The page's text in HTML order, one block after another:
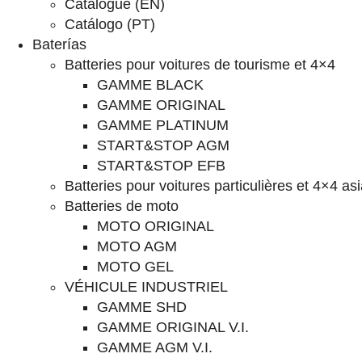
Catalogue (EN)
Catálogo (PT)
Baterías
Batteries pour voitures de tourisme et 4×4
GAMME BLACK
GAMME ORIGINAL
GAMME PLATINUM
START&STOP AGM
START&STOP EFB
Batteries pour voitures particulières et 4×4
Batteries de moto
MOTO ORIGINAL
MOTO AGM
MOTO GEL
VÉHICULE INDUSTRIEL
GAMME SHD
GAMME ORIGINAL V.I.
GAMME AGM V.I.